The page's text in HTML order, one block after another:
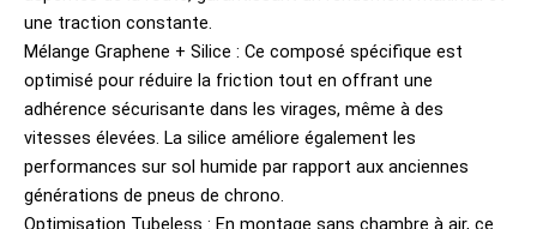
une traction constante.
Mélange Graphene + Silice : Ce composé spécifique est
optimisé pour réduire la friction tout en offrant une
adhérence sécurisante dans les virages, même à des
vitesses élevées. La silice améliore également les
performances sur sol humide par rapport aux anciennes
générations de pneus de chrono.
Optimisation Tubeless : En montage sans chambre à air, ce